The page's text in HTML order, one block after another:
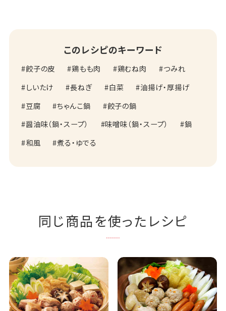
このレシピのキーワード
餃子の皮 鶏もも肉 鶏むね肉
つみれ
しいたけ
長ねぎ 白菜
油揚げ・厚揚げ
豆腐
ちゃんこ鍋
餃子の鍋
醤油味（鍋・スープ）
味噌味（鍋・スープ）
鍋
和風
煮る・ゆでる
同じ商品を使ったレシピ